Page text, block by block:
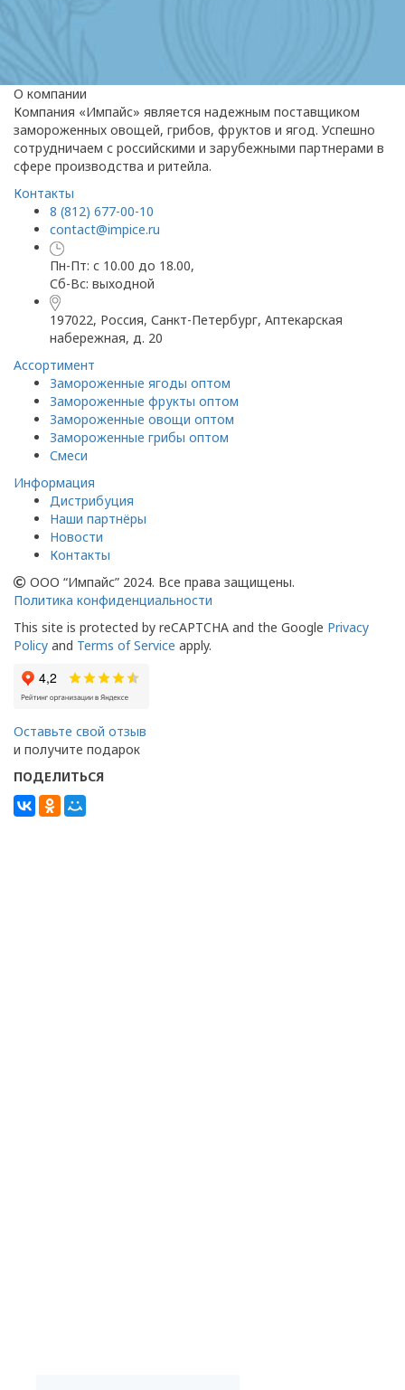
О компании
Компания «Импайс» является надежным поставщиком
замороженных овощей, грибов, фруктов и ягод. Успешно
сотрудничаем с российскими и зарубежными партнерами в
сфере производства и ритейла.
Контакты
8 (812) 677-00-10
contact@impice.ru
Пн-Пт: с 10.00 до 18.00,
Сб-Вс: выходной
197022, Россия, Санкт-Петербург, Аптекарская
набережная, д. 20
Ассортимент
Замороженные ягоды оптом
Замороженные фрукты оптом
Замороженные овощи оптом
Замороженные грибы оптом
Смеси
Информация
Дистрибуция
Наши партнёры
Новости
Контакты
ООО “Импайс” 2024. Все права защищены.
Политика конфиденциальности
This site is protected by reCAPTCHA and the Google Privacy
Policy and Terms of Service apply.
Оставьте свой отзыв
и получите подарок
ПОДЕЛИТЬСЯ